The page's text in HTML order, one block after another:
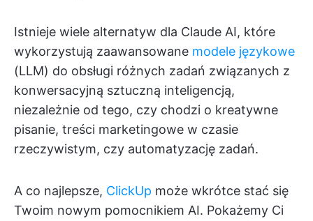
Istnieje wiele alternatyw dla Claude AI, które
wykorzystują zaawansowane modele językowe
(LLM) do obsługi różnych zadań związanych z
konwersacyjną sztuczną inteligencją,
niezależnie od tego, czy chodzi o kreatywne
pisanie, treści marketingowe w czasie
rzeczywistym, czy automatyzację zadań.
A co najlepsze, ClickUp może wkrótce stać się
Twoim nowym pomocnikiem AI. Pokażemy Ci